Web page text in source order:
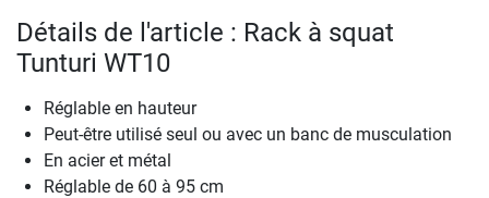
Détails de l'article : Rack à squat
Tunturi WT10
Réglable en hauteur
Peut-être utilisé seul ou avec un banc de musculation
En acier et métal
Réglable de 60 à 95 cm